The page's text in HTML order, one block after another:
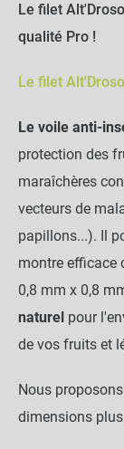
Le filet
qualité Pro !
Le filet
Le voile anti-
protection des
maraîchères
vecteurs de
papillons...). Il
montre efficace
0,8 mm x 0,8
naturel pour
de vos fruits et
Nous
dimensions